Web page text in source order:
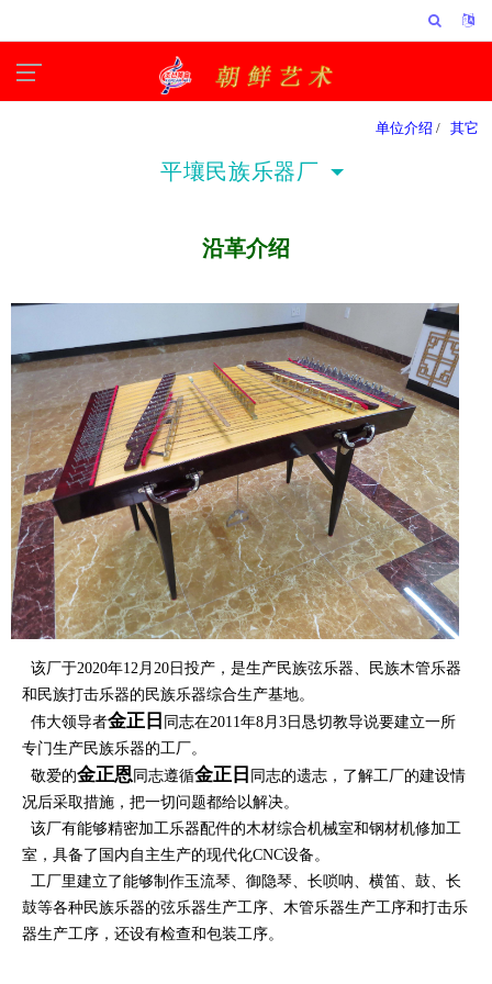
单位介绍 / 其它
平壤民族乐器厂
沿革介绍
该厂于2020年12月20日投产，是生产民族弦乐器、民族木管乐器
和民族打击乐器的民族乐器综合生产基地。
伟大领导者金正日 同志在2011年8月3日恳切教导说要建立一所
专门生产民族乐器的工厂。
敬爱的金正恩 同志遵循金正日 同志的遗志，了解工厂的建设情
况后采取措施，把一切问题都给以解决。
该厂有能够精密加工乐器配件的木材综合机械室和钢材机修加工
室，具备了国内自主生产的现代化CNC设备。
工厂里建立了能够制作玉流琴、御隐琴、长唢呐、横笛、鼓、长
鼓等各种民族乐器的弦乐器生产工序、木管乐器生产工序和打击乐
器生产工序，还设有检查和包装工序。